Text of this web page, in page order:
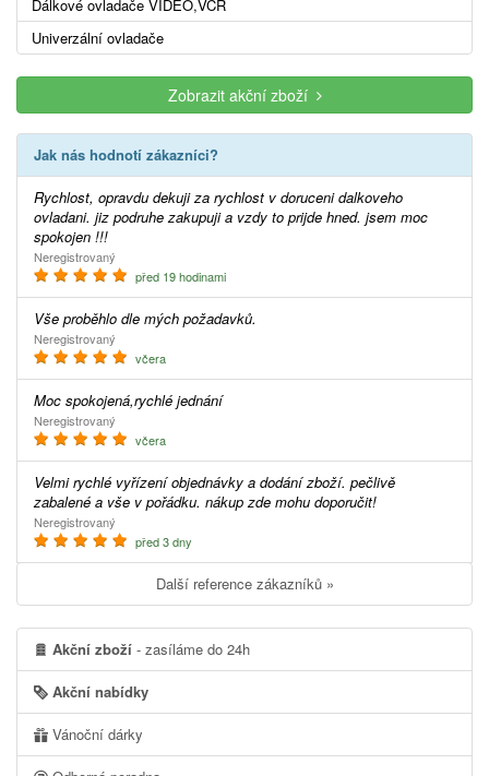
Dálkové ovladače VIDEO,VCR
Univerzální ovladače
Zobrazit akční zboží
Jak nás hodnotí zákazníci?
Rychlost, opravdu dekuji za rychlost v doruceni dalkoveho
ovladani. jiz podruhe zakupuji a vzdy to prijde hned. jsem moc
spokojen !!!
Neregistrovaný
před 19 hodinami
Vše proběhlo dle mých požadavků.
Neregistrovaný
včera
Moc spokojená,rychlé jednání
Neregistrovaný
včera
Velmi rychlé vyřízení objednávky a dodání zboží. pečlivě
zabalené a vše v pořádku. nákup zde mohu doporučit!
Neregistrovaný
před 3 dny
Další reference zákazníků »
Akční zboží - zasíláme do 24h
Akční nabídky
Vánoční dárky